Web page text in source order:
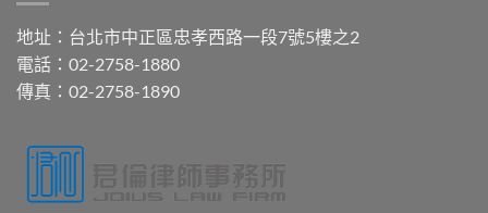
地址：台北市中正區忠孝西路一段7號5樓之2
電話：02-2758-1880
傳真：02-2758-1890